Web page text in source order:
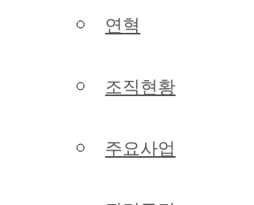
연혁
조직현황
주요사업